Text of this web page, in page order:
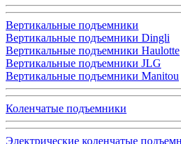
Вертикальные подъемники
Вертикальные подъемники Dingli
Вертикальные подъемники Haulotte
Вертикальные подъемники JLG
Вертикальные подъемники Manitou
Коленчатые подъемники
Электрические коленчатые